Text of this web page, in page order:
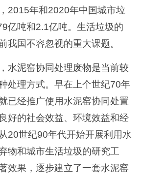
2015年和2020年中国城市垃
亿吨和2.1亿吨。生活垃圾的
我国不容忽视的重大课题。
水泥窑协同处理废物是当前较
处理方式。早在上个世纪70年
已经推广使用水泥窑协同处置
好的社会效益、环境效益和经
20世纪90年代开始开展利用水
物和城市生活垃圾的研究工
效果，逐步建立了一套水泥窑